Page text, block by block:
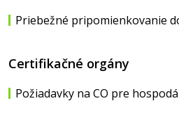
Priebežné pripomienkovanie
Certifikačné orgány
Požiadavky na CO pre